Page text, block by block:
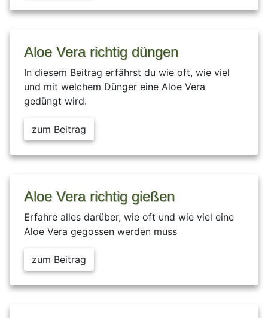
Aloe Vera richtig düngen
In diesem Beitrag erfährst du wie oft, wie viel
und mit welchem Dünger eine Aloe Vera
gedüngt wird.
zum Beitrag
Aloe Vera richtig gießen
Erfahre alles darüber, wie oft und wie viel eine
Aloe Vera gegossen werden muss
zum Beitrag